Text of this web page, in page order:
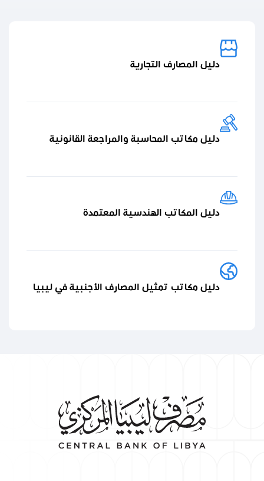
دليل المصارف التجارية
دليل مكاتب المحاسبة والمراجعة القانونية
دليل المكاتب الهندسية المعتمدة
دليل مكاتب تمثيل المصارف الأجنبية في ليبيا